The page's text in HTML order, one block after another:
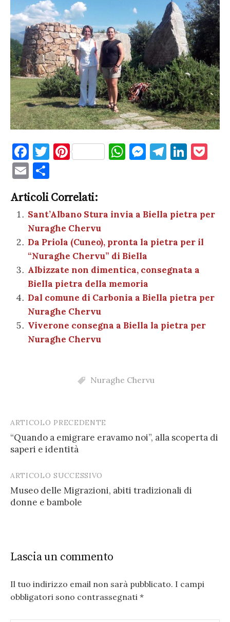
F
a
c
e
b
o
o
k
T
te
r
Pi
es
t
W
A
p
p
M
g
er
T
a
m
Li
dI et
E
m
ai
l
o
n
di
vi
di
Articoli Correlati:
Sant’Albano Stura invia a Biella pietra per
Nuraghe Chervu
Da Priola (Cuneo), pronta la pietra per il
“Nuraghe Chervu” di Biella
Albizzate non dimentica, consegnata a
Biella pietra della memoria
Dal comune di Carbonia a Biella pietra per
Nuraghe Chervu
Viverone consegna a Biella la pietra per
Nuraghe Chervu
Nuraghe Chervu
Post
navigation
ARTICOLO PRECEDENTE
“Quando a emigrare eravamo noi”, alla scoperta di
saperi e identità
ARTICOLO SUCCESSIVO
Museo delle Migrazioni, abiti tradizionali di
donne e bambole
Lascia un commento
Il tuo indirizzo email non sarà pubblicato. I campi
obbligatori sono contrassegnati *